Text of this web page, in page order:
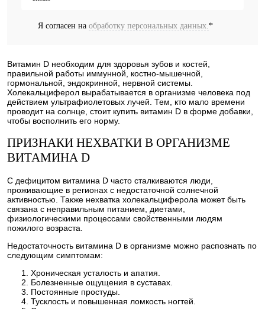
Я согласен на обработку персональных данных. *
Витамин D необходим для здоровья зубов и костей,
правильной работы иммунной, костно-мышечной,
гормональной, эндокринной, нервной системы.
Холекальциферол вырабатывается в организме человека под
действием ультрафиолетовых лучей. Тем, кто мало времени
проводит на солнце, стоит купить витамин D в форме добавки,
чтобы восполнить его норму.
ПРИЗНАКИ НЕХВАТКИ В ОРГАНИЗМЕ
ВИТАМИНА D
С дефицитом витамина D часто сталкиваются люди,
проживающие в регионах с недостаточной солнечной
активностью. Также нехватка холекальциферола может быть
связана с неправильным питанием, диетами,
физиологическими процессами свойственными людям
пожилого возраста.
Недостаточность витамина D в организме можно распознать по
следующим симптомам:
Хроническая усталость и апатия.
Болезненные ощущения в суставах.
Постоянные простуды.
Тусклость и повышенная ломкость ногтей.